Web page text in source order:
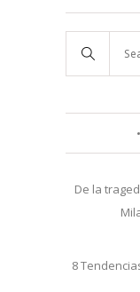
De la
8